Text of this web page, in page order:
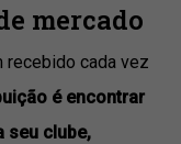
mercado
recebido cada vez
é encontrar
seu clube,